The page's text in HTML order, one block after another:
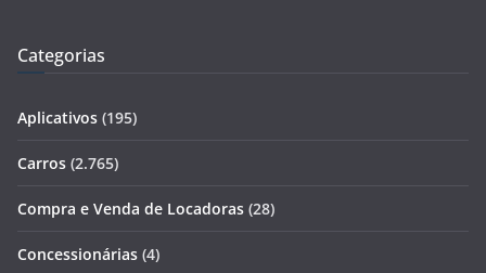
Categorias
Aplicativos (195)
Carros (2.765)
Compra e Venda de Locadoras (28)
Concessionárias (4)